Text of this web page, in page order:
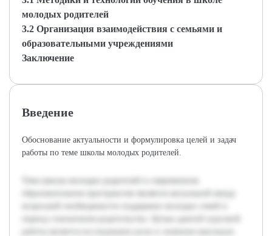
молодых родителей
3.2 Организация взаимодействия с семьями и
образовательными учреждениями
Заключение
Введение
Обоснование актуальности и формулировка целей и задач
работы по теме школы молодых родителей.